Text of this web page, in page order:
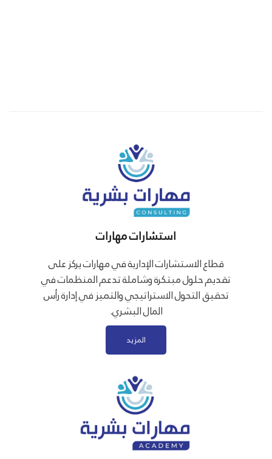
استشارات مهارات
قطاع الاستشارات الإدارية في مهارات يركز على
تقديم حلول مبتكرة وشاملة تدعم المنظمات في
تحقيق التحول الاستراتيجي والتميز في إدارة رأس
المال البشري.
المزيد